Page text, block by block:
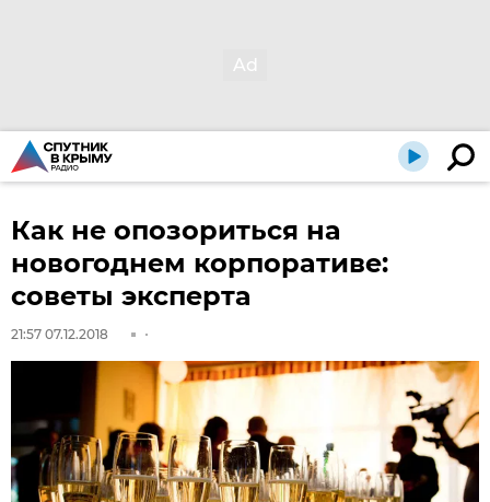
Как не опозориться на
новогоднем корпоративе:
советы эксперта
21:57 07.12.2018